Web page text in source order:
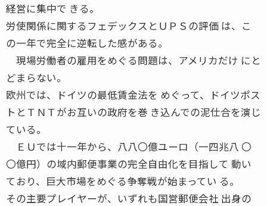
経営に集中で きる。
労使関係に関するフェデックスとＵＰＳの評価 は、こ
の一年で完全に逆転した感がある。
現場労働者の雇用をめぐる問題は、アメリカだけ にと
どまらない。
欧州では、ドイツの最低賃金法を めぐって、ドイツポス
トとＴＮＴがお互いの政府を巻 き込んでの泥仕合を演じ
ている。
ＥＵでは十一年から、八八〇億ユーロ（一四兆八 〇
〇億円）の域内郵便事業の完全自由化を目指して 動い
ており、巨大市場をめぐる争奪戦が始まってい る。
その主要プレイヤーが、いずれも国営郵便会社 出身の